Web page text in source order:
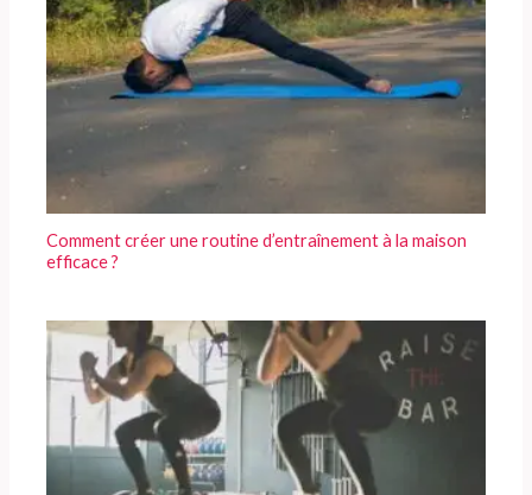
Comment créer une routine d’entraînement à la maison
efficace ?